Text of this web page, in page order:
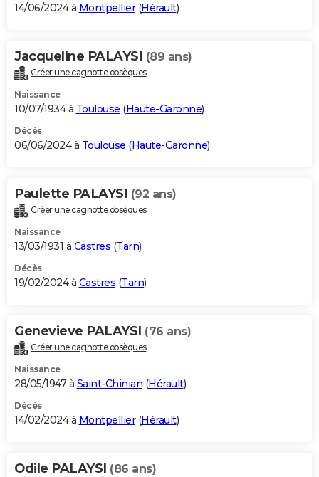
14/06/2024 à Montpellier(Hérault)
Jacqueline PALAYSI (89 ans)
Créer une cagnotte obsèques
Naissance
10/07/1934 à Toulouse (Haute-Garonne)
Décès
06/06/2024 à Toulouse (Haute-Garonne)
Paulette PALAYSI (92 ans)
Créer une cagnotte obsèques
Naissance
13/03/1931 à Castres (Tarn)
Décès
19/02/2024 à Castres (Tarn)
Genevieve PALAYSI (76 ans)
Créer une cagnotte obsèques
Naissance
28/05/1947 à Saint-Chinian (Hérault)
Décès
14/02/2024 à Montpellier(Hérault)
Odile PALAYSI (86 ans)